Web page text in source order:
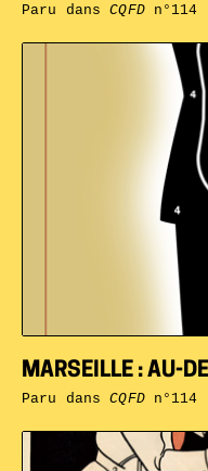
MARSEILLE : AU-
Paru dansCQFDn°114
Paru dansCQFDn°114